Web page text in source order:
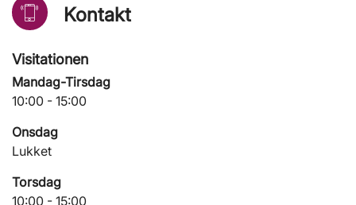
Kontakt
Visitationen
Mandag-Tirsdag
10:00 - 15:00
Onsdag
Lukket
Torsdag
10:00 - 15:00